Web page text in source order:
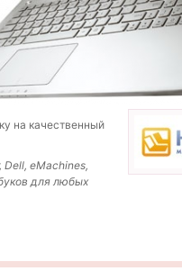
на качественный
Dell, eMachines,
для любых